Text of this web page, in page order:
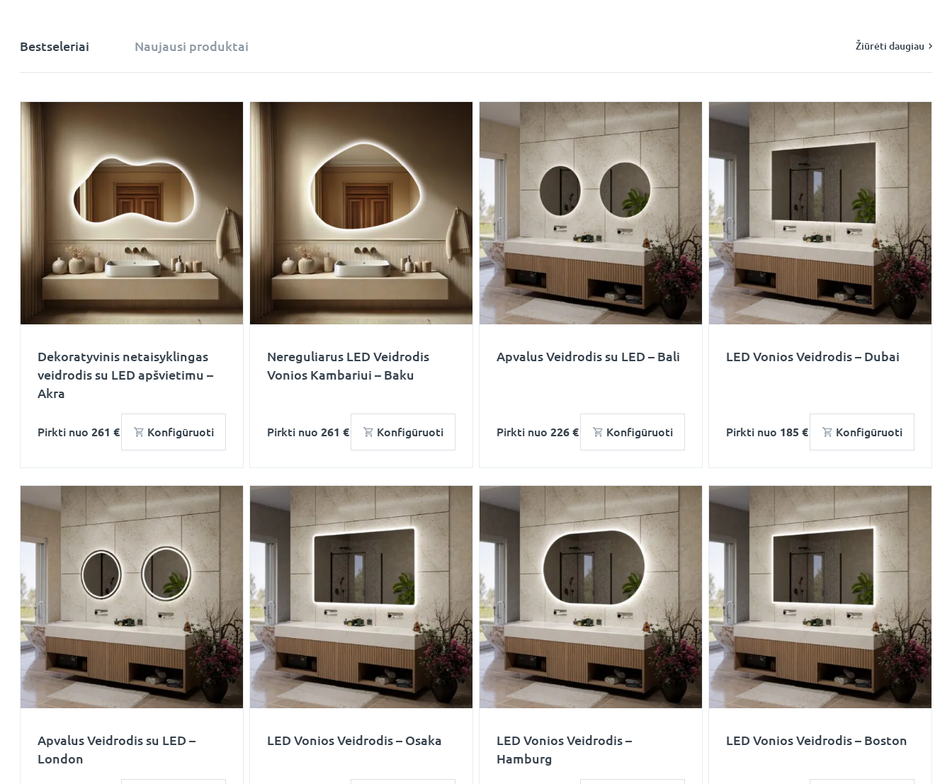
Bestseleriai Naujausi produktai Žiūrėti daugiau
Dekoratyvinis netaisyklingas
veidrodis su LED apšvietimu –
Akra
Pirkti nuo 261 € Konfigūruoti
Nereguliarus LED Veidrodis
Vonios Kambariui – Baku
Pirkti nuo 261 € Konfigūruoti
Apvalus Veidrodis su LED – Bali
Pirkti nuo 226 € Konfigūruoti
LED Vonios Veidrodis – Dubai
Pirkti nuo 185 € Konfigūruoti
Apvalus Veidrodis su LED –
London
LED Vonios Veidrodis – Osaka
LED Vonios Veidrodis –
Hamburg
LED Vonios Veidrodis – Boston